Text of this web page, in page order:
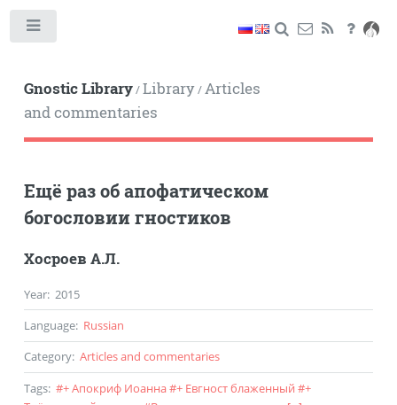
Gnostic Library/Library/Articles
and commentaries
Ещё раз об апофатическом
богословии гностиков
Хосроев А.Л.
Year: 2015
Language: Russian
Category: Articles and commentaries
Tags: #+ Апокриф Иоанна#+ Евгност блаженный #+